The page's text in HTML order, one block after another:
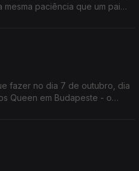
mesma paciência que um pai
fazer no dia 7 de outubro, dia
Queen em Budapeste - o